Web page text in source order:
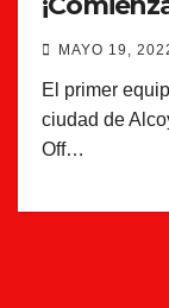
MAYO 19,
El primer
ciudad de
Off…